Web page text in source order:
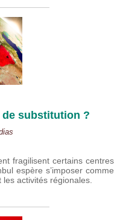
de substitution ?
fragilisent certains centres
espère s’imposer comme
activités régionales.